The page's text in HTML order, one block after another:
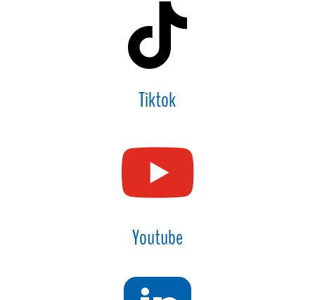

Tiktok

Youtube